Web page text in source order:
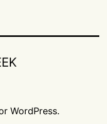
WordPress.